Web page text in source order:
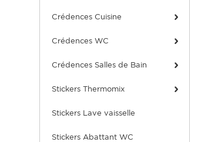
Crédences Cuisine
Crédences WC
Crédences Salles de Bain
Stickers Thermomix
Stickers Lave vaisselle
Stickers Abattant WC